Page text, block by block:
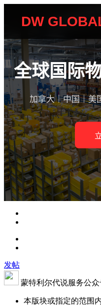
发帖
蒙特利尔代说服务公众
本版块或指定的范围